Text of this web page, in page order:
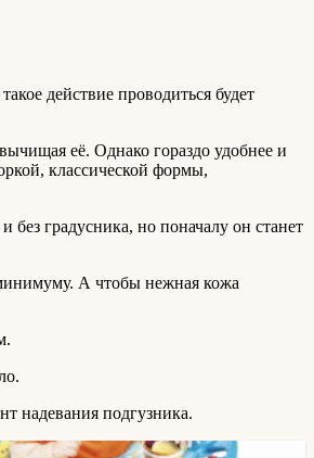
действие проводиться будет
её. Однако гораздо удобнее и
классической формы,
без градусника, но поначалу он станет
минимуму. А чтобы нежная кожа
надевания подгузника.